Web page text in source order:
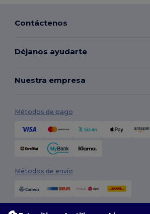
Contáctenos
Déjanos ayudarte
Nuestra empresa
Métodos de pago
Métodos de envío